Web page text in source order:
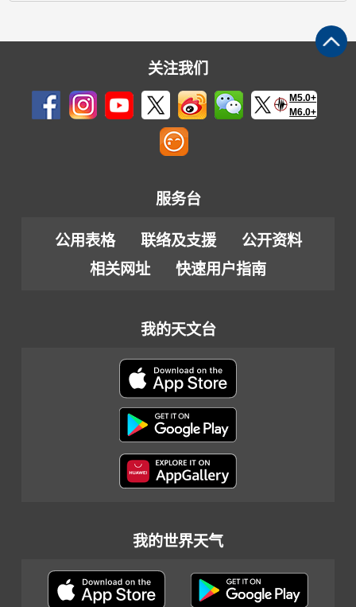
关注我们
M5.0+
M6.0+
服务台
公用表格 联络及支援
公开资料
相关网址
快速用户指南
我的天文台
我的世界天气